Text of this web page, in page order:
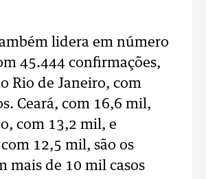
lidera em número
45.444 confirmações,
Rio de Janeiro, com
Ceará, com 16,6 mil,
com 13,2 mil, e
12,5 mil, são os
mais de 10 mil casos